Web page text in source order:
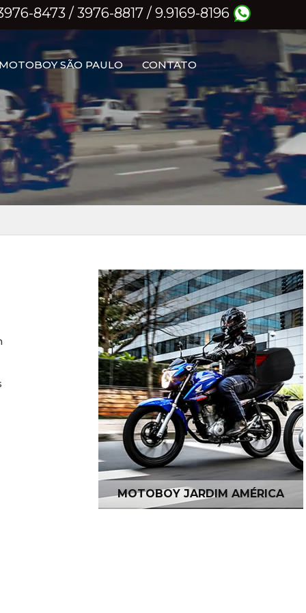
3976-8473 / 3976-8817 / 9.9169-8196
MOTOBOY SÃO PAULO CONTATO
MOTOBOY JARDIM AMÉRICA